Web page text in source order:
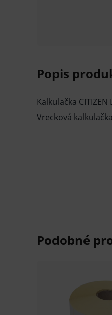
Popis
Kalkulačka CITIZEN
Vrecková
hmotnosť:
Rozmery: